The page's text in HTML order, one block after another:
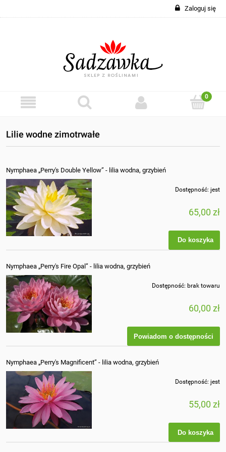
Zaloguj się
Lilie wodne zimotrwałe
Nymphaea „Perry's Double Yellow” - lilia wodna, grzybień
Dostępność: jest
65,00 zł
Do koszyka
Nymphaea „Perry's Fire Opal” - lilia wodna, grzybień
Dostępność: brak towaru
60,00 zł
Powiadom o dostępności
Nymphaea „Perry's Magnificent” - lilia wodna, grzybień
Dostępność: jest
55,00 zł
Do koszyka